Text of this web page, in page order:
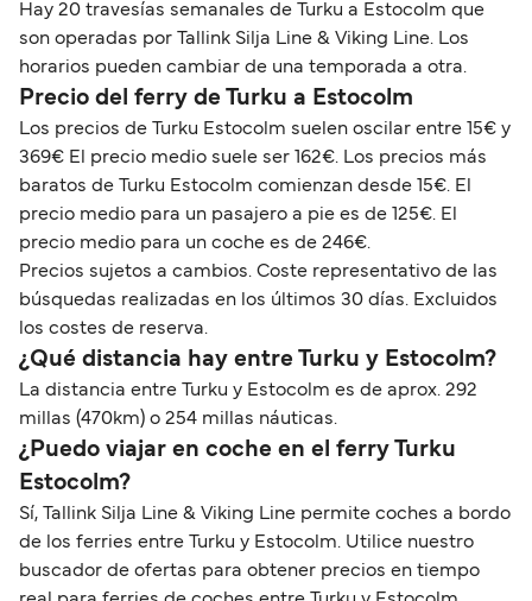
Hay 20 travesías semanales de Turku a Estocolm que
son operadas por Tallink Silja Line & Viking Line. Los
horarios pueden cambiar de una temporada a otra.
Precio del ferry de Turku a Estocolm
Los precios de Turku Estocolm suelen oscilar entre 15€ y
369€ El precio medio suele ser 162€. Los precios más
baratos de Turku Estocolm comienzan desde 15€. El
precio medio para un pasajero a pie es de 125€. El
precio medio para un coche es de 246€.
Precios sujetos a cambios. Coste representativo de las
búsquedas realizadas en los últimos 30 días. Excluidos
los costes de reserva.
¿Qué distancia hay entre Turku y Estocolm?
La distancia entre Turku y Estocolm es de aprox. 292
millas (470km) o 254 millas náuticas.
¿Puedo viajar en coche en el ferry Turku
Estocolm?
Sí, Tallink Silja Line & Viking Line permite coches a bordo
de los ferries entre Turku y Estocolm. Utilice nuestro
buscador de ofertas para obtener precios en tiempo